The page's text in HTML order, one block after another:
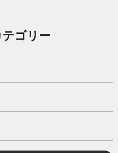
ゴリー